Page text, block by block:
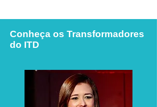
Conheça os Transformadores
do ITD